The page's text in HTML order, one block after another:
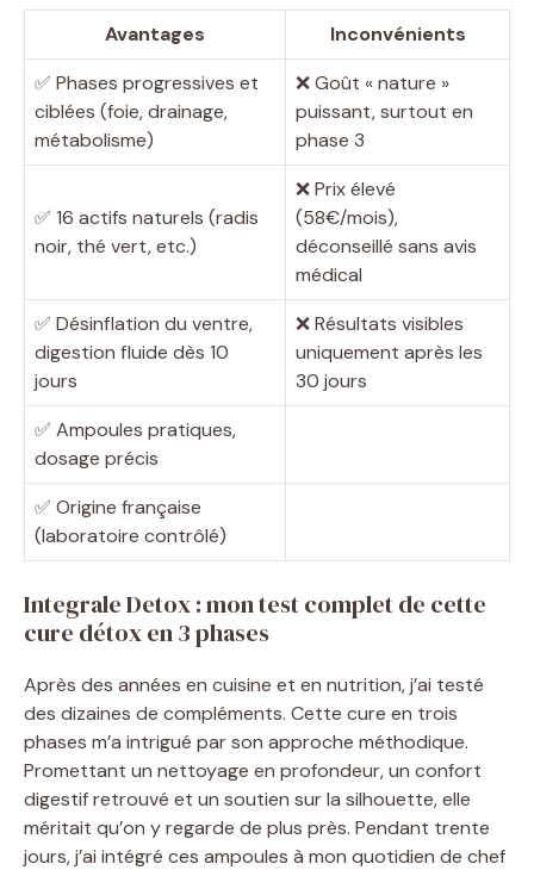
Avantages
Inconvénients
✅ Phases progressives et
ciblées (foie, drainage,
métabolisme)
❌ Goût « nature »
puissant, surtout en
phase 3
✅ 16 actifs naturels (radis
noir, thé vert, etc.)
❌ Prix élevé
(58€/mois),
déconseillé sans avis
médical
✅ Désinflation du ventre,
digestion fluide dès 10
jours
❌ Résultats visibles
uniquement après les
30 jours
✅ Ampoules pratiques,
dosage précis
✅ Origine française
(laboratoire contrôlé)
Integrale Detox : mon test complet de cette
cure détox en 3 phases
Après des années en cuisine et en nutrition, j’ai testé
des dizaines de compléments. Cette cure en trois
phases m’a intrigué par son approche méthodique.
Promettant un nettoyage en profondeur, un confort
digestif retrouvé et un soutien sur la silhouette, elle
méritait qu’on y regarde de plus près. Pendant trente
jours, j’ai intégré ces ampoules à mon quotidien de chef